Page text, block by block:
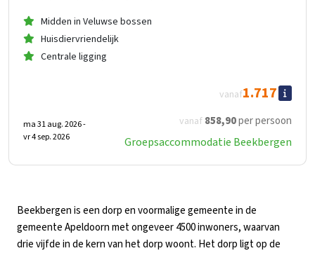
Midden in Veluwse bossen
Huisdiervriendelijk
Centrale ligging
vanaf 858,90per persoon
vanaf1.717
ma 31 aug. 2026 -
vr 4 sep. 2026
Groepsaccommodatie Beekbergen
Beekbergen is een dorp en voormalige gemeente in de
gemeente Apeldoorn met ongeveer 4500 inwoners, waarvan
drie vijfde in de kern van het dorp woont. Het dorp ligt op de